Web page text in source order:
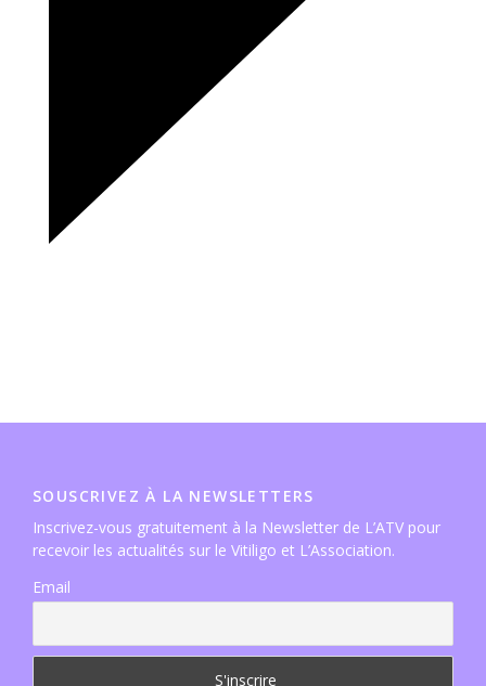
SOUSCRIVEZ À LA NEWSLETTERS
Inscrivez-vous gratuitement à la Newsletter de L’ATV pour
recevoir les actualités sur le Vitiligo et L’Association.
Email